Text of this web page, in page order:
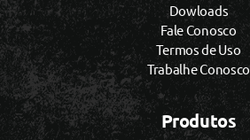
Dowloads
Fale Conosco
Termos de Uso
Trabalhe Conosco
Produtos